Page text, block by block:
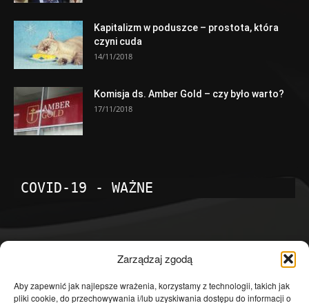
Zarządzaj zgodą
Aby zapewnić jak najlepsze wrażenia, korzystamy z technologii, takich jak
pliki cookie, do przechowywania i/lub uzyskiwania dostępu do informacji o
Kapitalizm w poduszce – prostota, która
czyni cuda
14/11/2018
Komisja ds. Amber Gold – czy było warto?
17/11/2018
COVID-19 - WAŻNE
Temat dnia
4601